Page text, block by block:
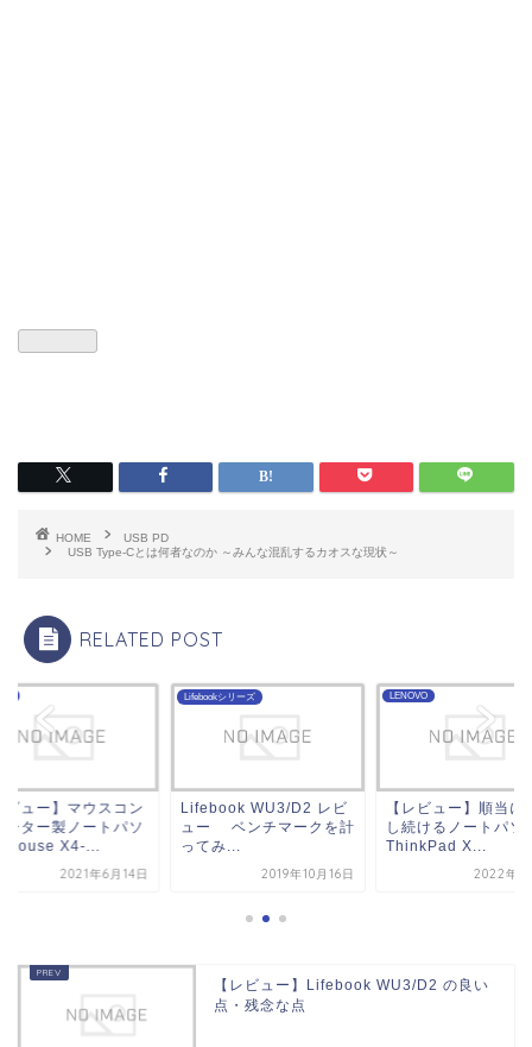
HOME
USB PD
USB Type-Cとは何者なのか ～みんな混乱するカオスな現状～
RELATED POST
ビュー】マウスコン
ーター製ノートパソ
Mouse X4-...
2021年6月14日
Lifebookシリーズ
Lifebook WU3/D2 レビ
ュー ベンチマークを計
ってみ...
2019年10月16日
LENOVO
【レビュー】順当に
し続けるノートパソ
ThinkPad X...
2022年2
【レビュー】Lifebook WU3/D2 の良い
点・残念な点